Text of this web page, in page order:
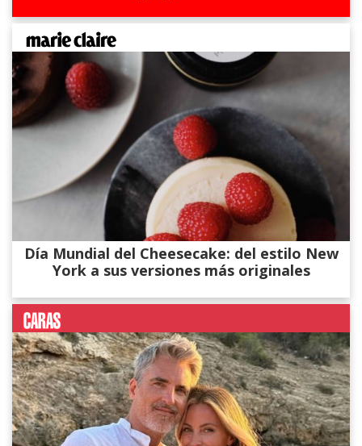
Día Mundial del Cheesecake: del estilo New
York a sus versiones más originales